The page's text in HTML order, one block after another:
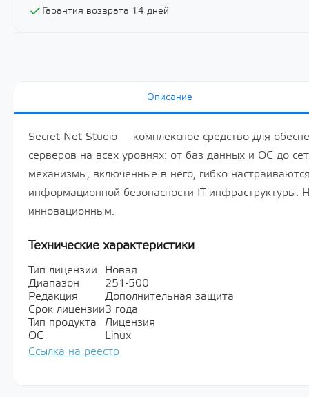
Гарантия возврата 14 дней
Описание
Secret Net Studio — комплексное средство для
серверов на всех уровнях: от баз данных и ОС до
механизмы, включенные в него, гибко
информационной безопасности IT-инфраструктуры.
инновационным.
Технические характеристики
Тип лицензии
Новая
Диапазон
251-500
Редакция
Дополнительная защита
Срок лицензии3 года
Тип продукта
Лицензия
ОС
Linux
Ссылка на реестр